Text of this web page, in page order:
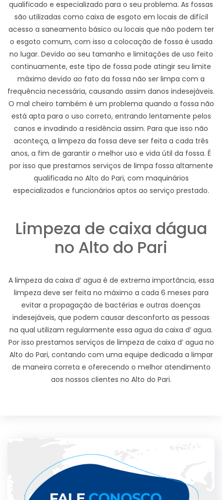
qualificado e especializado para o seu problema. As fossas
são utilizadas como caixa de esgoto em locais de difícil
acesso a saneamento básico ou locais que não podem ter
o esgoto comum, com isso a colocação de fossa é usada
no lugar. Devido ao seu tamanho e limitações de uso feito
continuamente, este tipo de fossa pode atingir seu limite
máximo devido ao fato da fossa não ser limpa com a
frequência necessária, causando assim danos indesejáveis.
O mal cheiro também é um problema quando a fossa não
está apta para o uso correto, entrando lentamente pelos
canos e invadindo a residência assim. Para que isso não
aconteça, a limpeza da fossa deve ser feita a cada três
anos, a fim de garantir o melhor uso e vida útil da fossa. É
por isso que prestamos serviços de limpa fossa altamente
qualificada no Alto do Pari, com maquinários
especializados e funcionários aptos ao serviço prestado.
Limpeza de caixa dágua
no Alto do Pari
A limpeza da caixa d’ agua é de extrema importância, essa
limpeza deve ser feita no máximo a cada 6 meses para
evitar a propagação de bactérias e outras doenças
indesejáveis, que podem causar desconforto as pessoas
na qual utilizam regularmente essa agua da caixa d’ agua.
Por isso prestamos serviços de limpeza de caixa d’ agua no
Alto do Pari, contando com uma equipe dedicada a limpar
de maneira correta e oferecendo o melhor atendimento
aos nossos clientes no Alto do Pari.